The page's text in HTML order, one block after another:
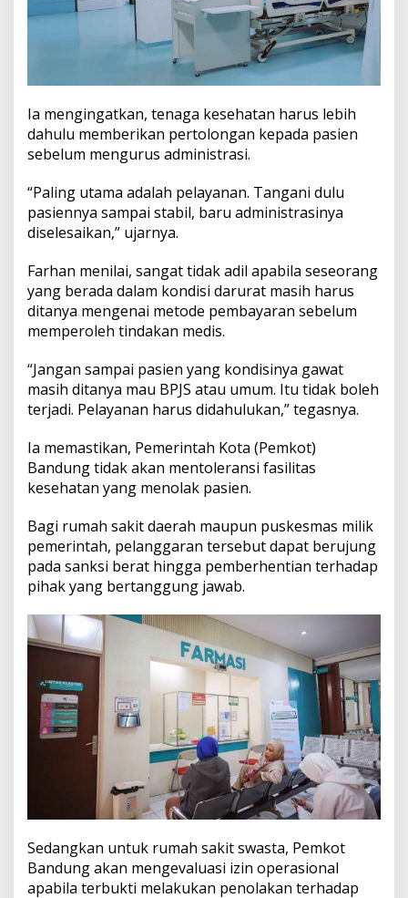
Ia mengingatkan, tenaga kesehatan harus lebih
dahulu memberikan pertolongan kepada pasien
sebelum mengurus administrasi.
“Paling utama adalah pelayanan. Tangani dulu
pasiennya sampai stabil, baru administrasinya
diselesaikan,” ujarnya.
Farhan menilai, sangat tidak adil apabila seseorang
yang berada dalam kondisi darurat masih harus
ditanya mengenai metode pembayaran sebelum
memperoleh tindakan medis.
“Jangan sampai pasien yang kondisinya gawat
masih ditanya mau BPJS atau umum. Itu tidak boleh
terjadi. Pelayanan harus didahulukan,” tegasnya.
Ia memastikan, Pemerintah Kota (Pemkot)
Bandung tidak akan mentoleransi fasilitas
kesehatan yang menolak pasien.
Bagi rumah sakit daerah maupun puskesmas milik
pemerintah, pelanggaran tersebut dapat berujung
pada sanksi berat hingga pemberhentian terhadap
pihak yang bertanggung jawab.
Sedangkan untuk rumah sakit swasta, Pemkot
Bandung akan mengevaluasi izin operasional
apabila terbukti melakukan penolakan terhadap